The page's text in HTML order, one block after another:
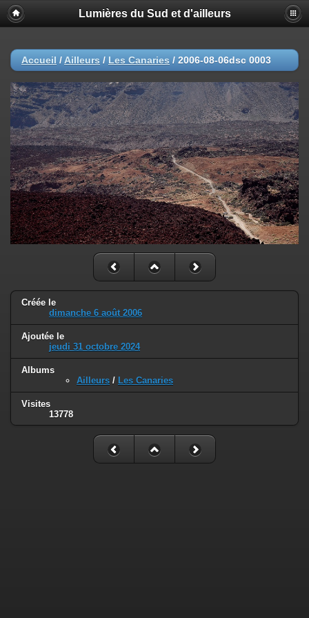
Lumières du Sud et d'ailleurs
Accueil / Ailleurs / Les Canaries / 2006-08-06dsc 0003
Créée le
dimanche 6 août 2006
Ajoutée le
jeudi 31 octobre 2024
Albums
Ailleurs / Les Canaries
Visites
13778